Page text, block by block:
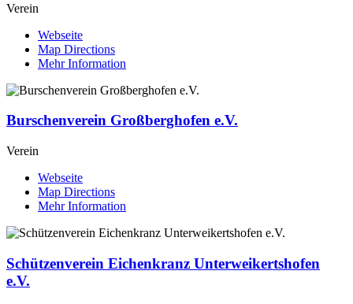
Verein
Webseite
Map Directions
Mehr Information
Burschenverein Großberghofen e.V.
Verein
Webseite
Map Directions
Mehr Information
Schützenverein Eichenkranz Unterweikertshofen
e.V.